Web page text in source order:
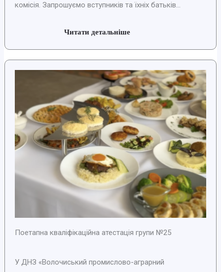
комісія. Запрошуємо вступників та їхніх батьків...
Читати детальніше
Поетапна кваліфікаційна атестація групи №25
У ДНЗ «Волочиський промислово-аграрний